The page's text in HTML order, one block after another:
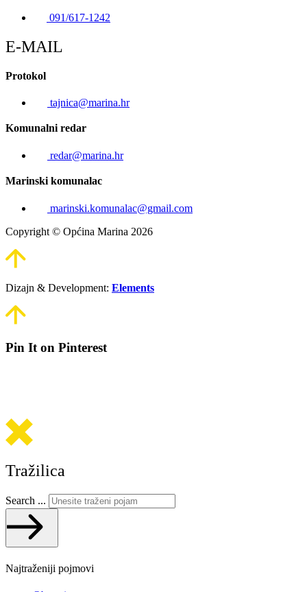
091/617-1242
E-MAIL
Protokol
tajnica@marina.hr
Komunalni redar
redar@marina.hr
Marinski komunalac
marinski.komunalac@gmail.com
Copyright © Općina Marina 2026
Dizajn & Development: Elements
Pin It on Pinterest
Tražilica
Search ...
Najtraženiji pojmovi